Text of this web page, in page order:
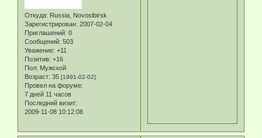
Откуда: Russia, Novosibirsk
Зарегистрирован: 2007-02-04
Приглашений: 0
Сообщений: 503
Уважение: +11
Позитив: +16
Пол: Мужской
Возраст: 35 [1991-02-02]
Провел на форуме:
7 дней 11 часов
Последний визит:
2009-11-08 10:12:08